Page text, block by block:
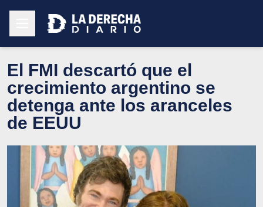
El FMI descartó que el
crecimiento argentino se
detenga ante los aranceles
de EEUU